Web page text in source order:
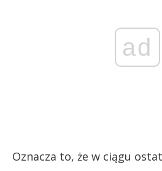
ad
Oznacza to, że w ciągu